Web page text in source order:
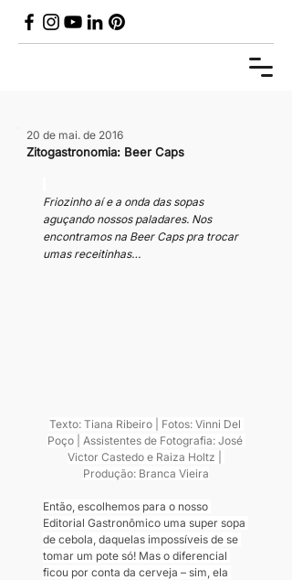
Zitogastronomia: Beer Caps
20 de mai. de 2016
Friozinho aí e a onda das sopas
aguçando nossos paladares. Nos
encontramos na Beer Caps pra trocar
umas receitinhas…
Texto: Tiana Ribeiro | Fotos: Vinni Del
Poço | Assistentes de Fotografia: José
Victor Castedo e Raiza Holtz |
Produção: Branca Vieira
Então, escolhemos para o nosso
Editorial Gastronômico uma super sopa
de cebola, daquelas impossíveis de se
tomar um pote só! Mas o diferencial
ficou por conta da cerveja – sim, ela